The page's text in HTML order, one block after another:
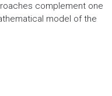
complement one
model of the